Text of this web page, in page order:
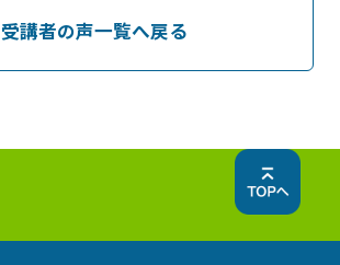
受講者の声一覧へ戻る